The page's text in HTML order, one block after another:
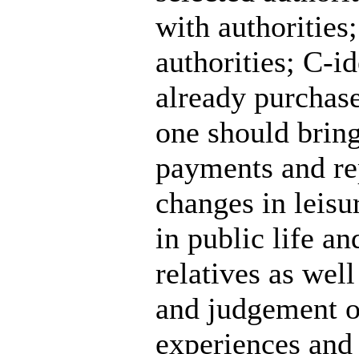
with
authorities; C-
already
one should
payments and
changes in
in public life
relatives as
and judgement
experiences